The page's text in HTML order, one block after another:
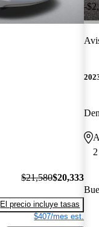
$21,580$20,333
El precio incluye tasas
$407/mes est.
-